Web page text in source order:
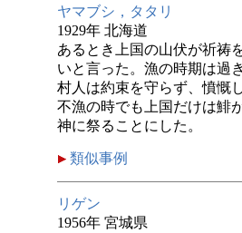
ヤマブシ，タタリ
1929年 北海道
あるとき上国の山伏が祈祷
いと言った。漁の時期は過
村人は約束を守らず、憤慨
不漁の時でも上国だけは鯡
神に祭ることにした。
類似事例
リゲン
1956年 宮城県